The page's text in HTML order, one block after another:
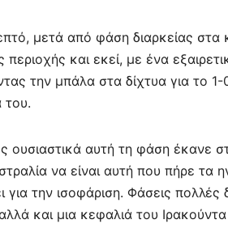
μετά από φάση διαρκείας
περιοχής και εκεί, με ένα
την μπάλα στα δίχτυα για το
του.
ουσιαστικά αυτή τη φάση έκανε
να είναι αυτή που πήρε τα
για την ισοφάριση. Φάσεις
και μια κεφαλιά του